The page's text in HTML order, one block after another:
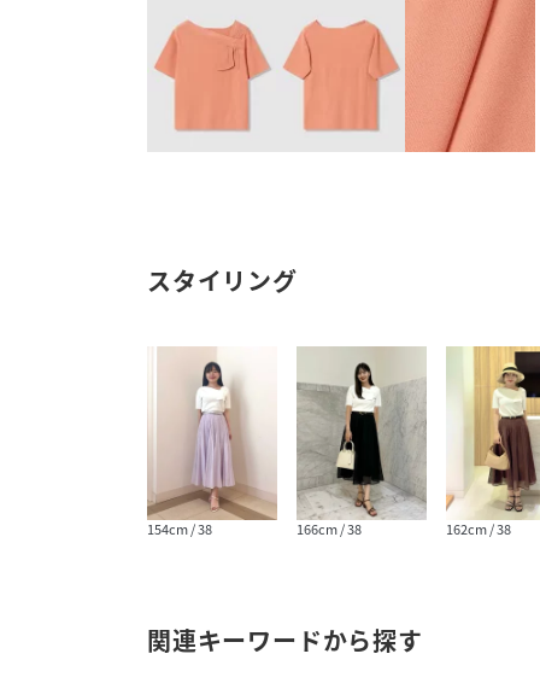
スタイリング
154cm / 38 166cm / 38 162cm / 38
関連キーワードから探す